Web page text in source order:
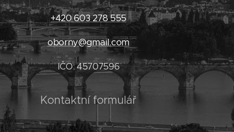
+420 603 278 555
oborny@gmail.com
IČO: 45707596
Kontaktní formulář